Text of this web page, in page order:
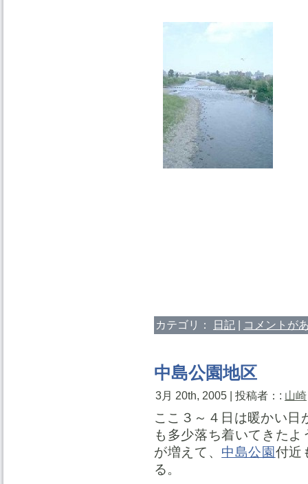
カテゴリ： 日記 | コメントが
中島公園地区
3月 20th, 2005 | 投稿者：: 山崎
ここ３～４日は暖かい日
も多少落ち着いてきた
が増えて、 中島公園付近
る。